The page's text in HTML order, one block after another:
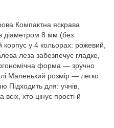
Компактна яскрава
діаметром 8 мм (без
у 4 кольорах: рожевий,
леза забезпечує гладке,
форма — зручно
Маленький розмір — легко
Підходить для: учнів,
всіх, хто цінує прості й